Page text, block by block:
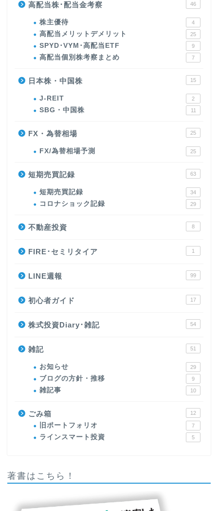
高配当株･配当金考察 46
株主優待 4
高配当メリットデメリット 25
SPYD･VYM･高配当ETF 9
高配当個別株考察まとめ 7
日本株・中国株 15
J-REIT 2
SBG・中国株 11
FX・為替相場 25
FX/為替相場予測 25
短期売買記録 63
短期売買記録 34
コロナショック記録 29
不動産投資 8
FIRE･セミリタイア 1
LINE週報 99
初心者ガイド 17
株式投資Diary･雑記 54
雑記 51
お知らせ 29
ブログの方針・推移 9
雑記事 10
ごみ箱 12
旧ポートフォリオ 7
ラインスマート投資 5
著書はこちら！